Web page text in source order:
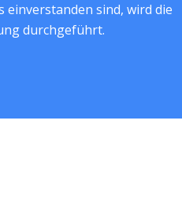
einverstanden sind, wird die
durchgeführt.